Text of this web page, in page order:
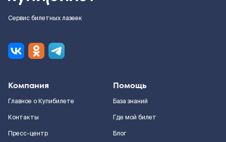
Сервис билетных лазеек
Компания
Главное о Купибилете
Контакты
Пресс-центр
Помощь
База знаний
Где мой билет
Блог